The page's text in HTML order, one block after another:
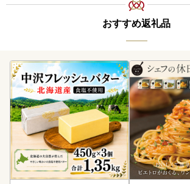
おすすめ返礼品